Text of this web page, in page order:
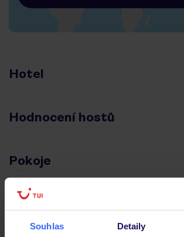
Souhlas Detaily
Hotel
Hodnocení hostů
Pokoje
Stravování